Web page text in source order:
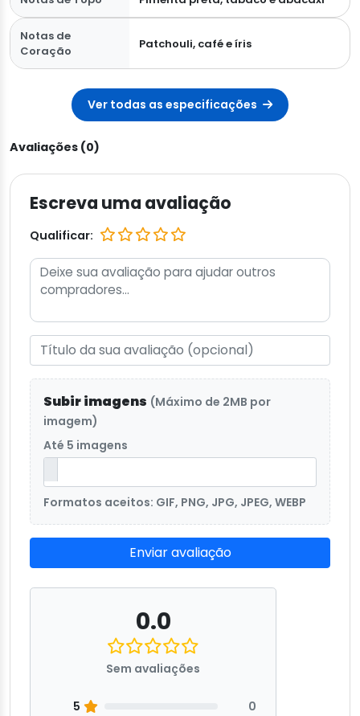
Notas de
Coração
Patchouli, café e íris
Ver todas as especificações
Avaliações (0)
Escreva uma avaliação
Qualificar:
Subir imagens (Máximo de 2MB por
imagem)
Até 5 imagens
Formatos aceitos: GIF, PNG, JPG, JPEG, WEBP
Enviar avaliação
0.0
Sem avaliações
5
0